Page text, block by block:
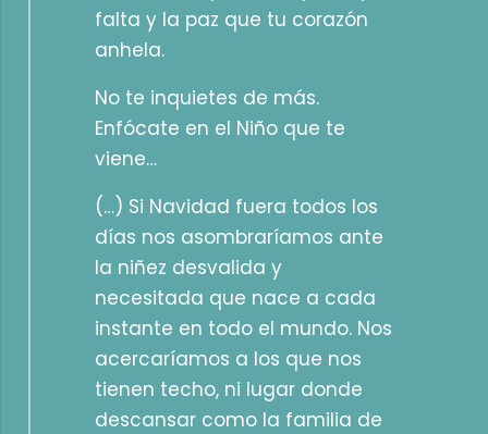
falta y la paz que tu corazón
anhela.
No te inquietes de más.
Enfócate en el Niño que te
viene…
(…) Si Navidad fuera todos los
días nos asombraríamos ante
la niñez desvalida y
necesitada que nace a cada
instante en todo el mundo. Nos
acercaríamos a los que nos
tienen techo, ni lugar donde
descansar como la familia de